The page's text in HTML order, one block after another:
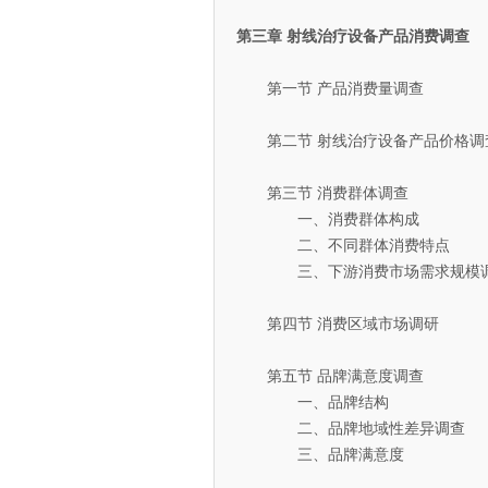
第三章 射线治疗设备产品消费调查
第一节 产品消费量调查
第二节 射线治疗设备产品价格调
第三节 消费群体调查
一、消费群体构成
二、不同群体消费特点
三、下游消费市场需求规模
第四节 消费区域市场调研
第五节 品牌满意度调查
一、品牌结构
二、品牌地域性差异调查
三、品牌满意度